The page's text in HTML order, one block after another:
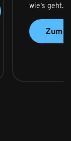
wie’s geht.
Zum